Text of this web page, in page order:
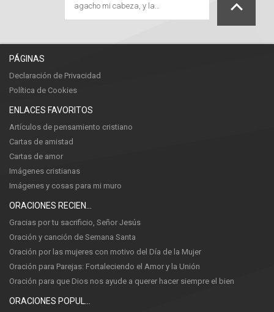
agacho mi cabeza, y la…
PÁGINAS
Declaración de Privacidad
Política de Cookies
ENLACES FAVORITOS
Artículos de pensamiento cristiano
Cartas de amistad
Cartas de amor
Imágenes cristianas
Imágenes y cosas para mi muro
Gracias por tu sacrificio, Señor Jesús
Oración y canción de Semana Santa
Oración por las mujeres con motivo del Día de la Mujer
Oración para Parejas: Fortaleciendo el Amor y la Unión
Oración para que Dios nos ayude a querer hacer siempre el bien